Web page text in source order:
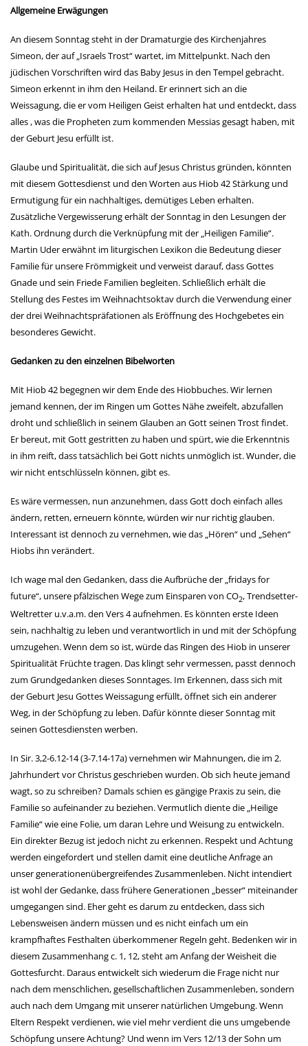
Allgemeine Erwägungen
An diesem Sonntag steht in der Dramaturgie des Kirchenjahres
Simeon, der auf „Israels Trost“ wartet, im Mittelpunkt. Nach den
jüdischen Vorschriften wird das Baby Jesus in den Tempel gebracht.
Simeon erkennt in ihm den Heiland. Er erinnert sich an die
Weissagung, die er vom Heiligen Geist erhalten hat und entdeckt, dass
alles , was die Propheten zum kommenden Messias gesagt haben, mit
der Geburt Jesu erfüllt ist.
Glaube und Spiritualität, die sich auf Jesus Christus gründen, könnten
mit diesem Gottesdienst und den Worten aus Hiob 42 Stärkung und
Ermutigung für ein nachhaltiges, demütiges Leben erhalten.
Zusätzliche Vergewisserung erhält der Sonntag in den Lesungen der
Kath. Ordnung durch die Verknüpfung mit der „Heiligen Familie“.
Martin Uder erwähnt im liturgischen Lexikon die Bedeutung dieser
Familie für unsere Frömmigkeit und verweist darauf, dass Gottes
Gnade und sein Friede Familien begleiten. Schließlich erhält die
Stellung des Festes im Weihnachtsoktav durch die Verwendung einer
der drei Weihnachtspräfationen als Eröffnung des Hochgebetes ein
besonderes Gewicht.
Gedanken zu den einzelnen Bibelworten
Mit Hiob 42 begegnen wir dem Ende des Hiobbuches. Wir lernen
jemand kennen, der im Ringen um Gottes Nähe zweifelt, abzufallen
droht und schließlich in seinem Glauben an Gott seinen Trost findet.
Er bereut, mit Gott gestritten zu haben und spürt, wie die Erkenntnis
in ihm reift, dass tatsächlich bei Gott nichts unmöglich ist. Wunder, die
wir nicht entschlüsseln können, gibt es.
Es wäre vermessen, nun anzunehmen, dass Gott doch einfach alles
ändern, retten, erneuern könnte, würden wir nur richtig glauben.
Interessant ist dennoch zu vernehmen, wie das „Hören“ und „Sehen“
Hiobs ihn verändert.
Ich wage mal den Gedanken, dass die Aufbrüche der „fridays for
future“, unsere pfälzischen Wege zum Einsparen von CO2, Trendsetter-
Weltretter u.v.a.m. den Vers 4 aufnehmen. Es könnten erste Ideen
sein, nachhaltig zu leben und verantwortlich in und mit der Schöpfung
umzugehen. Wenn dem so ist, würde das Ringen des Hiob in unserer
Spiritualität Früchte tragen. Das klingt sehr vermessen, passt dennoch
zum Grundgedanken dieses Sonntages. Im Erkennen, dass sich mit
der Geburt Jesu Gottes Weissagung erfüllt, öffnet sich ein anderer
Weg, in der Schöpfung zu leben. Dafür könnte dieser Sonntag mit
seinen Gottesdiensten werben.
In Sir. 3,2-6.12-14 (3-7.14-17a) vernehmen wir Mahnungen, die im 2.
Jahrhundert vor Christus geschrieben wurden. Ob sich heute jemand
wagt, so zu schreiben? Damals schien es gängige Praxis zu sein, die
Familie so aufeinander zu beziehen. Vermutlich diente die „Heilige
Familie“ wie eine Folie, um daran Lehre und Weisung zu entwickeln.
Ein direkter Bezug ist jedoch nicht zu erkennen. Respekt und Achtung
werden eingefordert und stellen damit eine deutliche Anfrage an
unser generationenübergreifendes Zusammenleben. Nicht intendiert
ist wohl der Gedanke, dass frühere Generationen „besser“ miteinander
umgegangen sind. Eher geht es darum zu entdecken, dass sich
Lebensweisen ändern müssen und es nicht einfach um ein
krampfhaftes Festhalten überkommener Regeln geht. Bedenken wir in
diesem Zusammenhang c. 1, 12, steht am Anfang der Weisheit die
Gottesfurcht. Daraus entwickelt sich wiederum die Frage nicht nur
nach dem menschlichen, gesellschaftlichen Zusammenleben, sondern
auch nach dem Umgang mit unserer natürlichen Umgebung. Wenn
Eltern Respekt verdienen, wie viel mehr verdient die uns umgebende
Schöpfung unsere Achtung? Und wenn im Vers 12/13 der Sohn um